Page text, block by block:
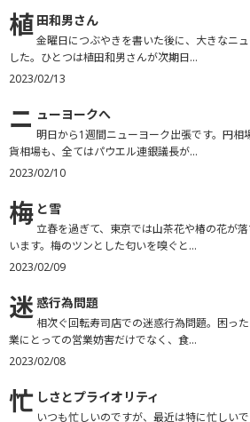
植 田和男さん
金曜日につぶやきを書いた後に、大きなニ
した。ひとつは植田和男さんが次期日...
2023/02/13
ニ ューヨークへ
明日から1週間ニューヨーク出張です。円相
貨相場も、全てはパウエル連銀議長が...
2023/02/10
梅 と雪
立春を過ぎて、東京では山茶花や椿の花が
います。梅のツンとした匂いを嗅ぐと...
2023/02/09
迷惑行為問題
相次ぐ回転寿司店での迷惑行為問題。困っ
業にとっての営業妨害だけでなく、食...
2023/02/08
忙 しさとプライオリティ
いつも忙しいのですが、最近は特に忙しい